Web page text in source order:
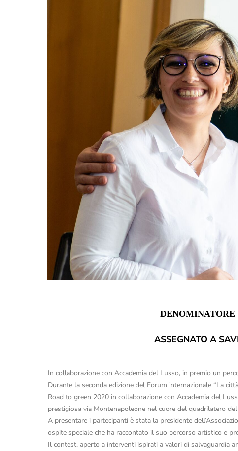
ASSEGNATO A
In collaborazione con Accademia del Lusso, in premio un
Durante la seconda edizione del Forum internazionale “La
Road to green 2020 in collaborazione con Accademia del
prestigiosa via Montenapoleone nel cuore del quadrilatero
A presentare i partecipanti è stata la presidente
ospite speciale che ha raccontato il suo percorso artistico e
Il contest, aperto a interventi ispirati a valori di salvaguardia